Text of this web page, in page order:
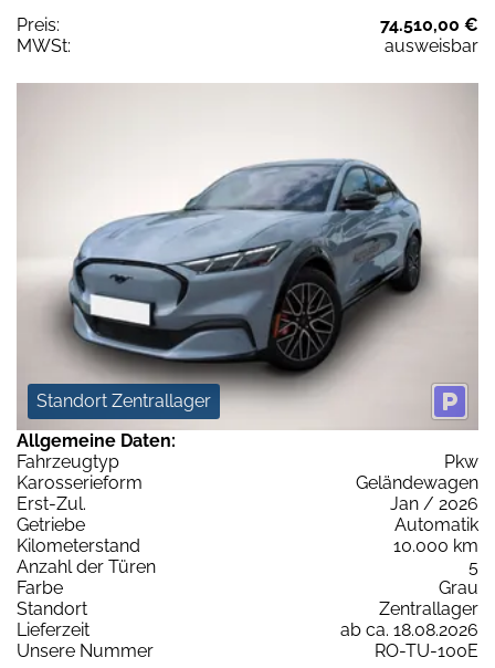
Preis:
74.510,00 €
MWSt:
ausweisbar
Standort Zentrallager
Allgemeine Daten:
Fahrzeugtyp
Pkw
Karosserieform
Geländewagen
Erst-Zul.
Jan / 2026
Getriebe
Automatik
Kilometerstand
10.000 km
Anzahl der Türen
5
Farbe
Grau
Standort
Zentrallager
Lieferzeit
ab ca. 18.08.2026
Unsere Nummer
RO-TU-100E